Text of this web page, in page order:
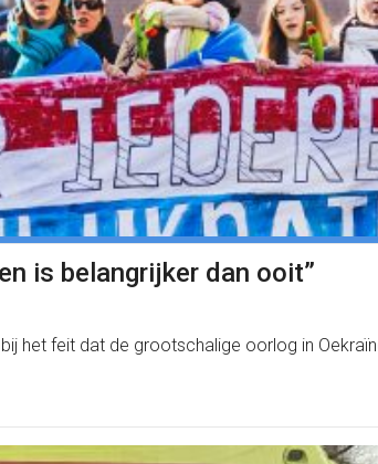
is belangrijker dan ooit”
het feit dat de grootschalige oorlog in